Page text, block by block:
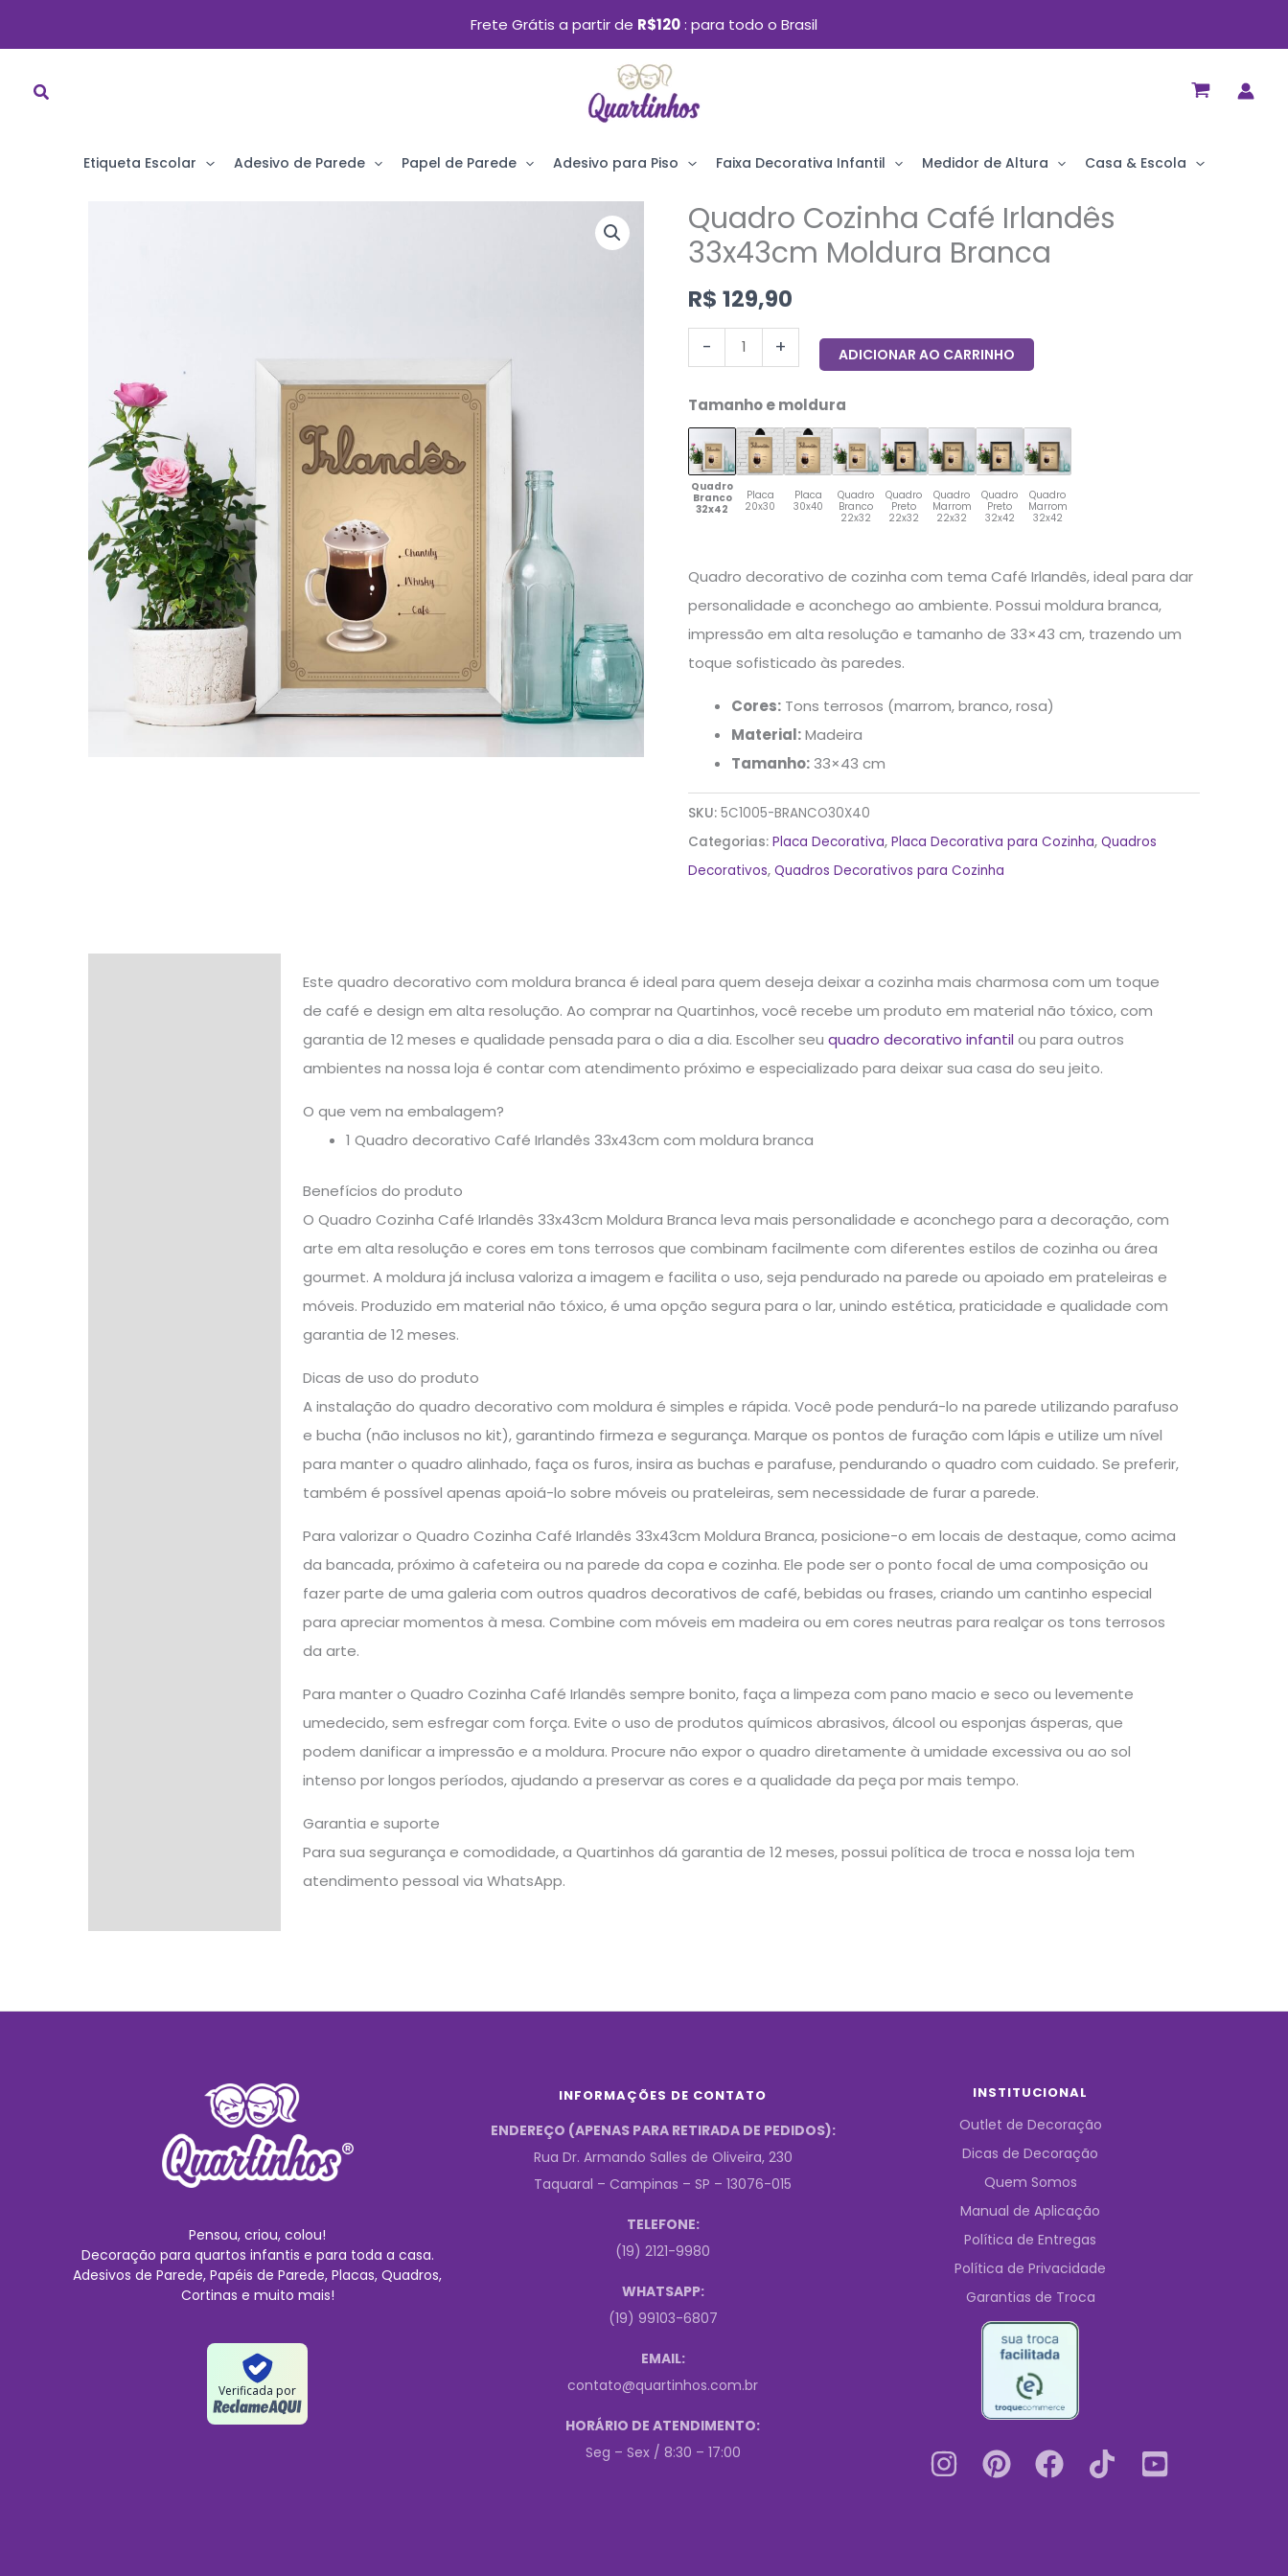
Ir
Frete Grátis a partir de R$120 para todo o Brasil
Etiqueta Escolar Adesivo de Parede Papel de Parede Adesivo para Piso Faixa Decorativa Infantil Medidor de Altura Casa & Escola
Quadro Cozinha Café Irlandês
33x43cm Moldura Branca
R$ 129,90
-
Quadro
Cozinha
Irlandês
33x43cm
Moldura
quantidade
+ ADICIONAR AO CARRINHO
Tamanho e moldura
Quadro
Branco
32x42
Placa
20x30
Placa
30x40
Quadro
Branco
22x32
Quadro
Preto
22x32
Quadro
Marrom
22x32
Quadro
Preto
32x42
Quadro
Marrom
32x42
Quadro decorativo de cozinha com tema Café Irlandês, ideal para dar
personalidade e aconchego ao ambiente. Possui moldura branca,
impressão em alta resolução e tamanho de 33×43 cm, trazendo um
toque sofisticado às paredes.
Cores: Tons terrosos (marrom, branco, rosa)
Material:Madeira
Tamanho: 33×43 cm
SKU:5C1005-BRANCO30X40
Categorias:Placa Decorativa,Placa Decorativa para Cozinha,Quadros
Decorativos,Quadros Decorativos para Cozinha
Este quadro decorativo com moldura branca é ideal para quem deseja deixar a cozinha mais charmosa com um toque
de café e design em alta resolução. Ao comprar na Quartinhos, você recebe um produto em material não tóxico, com
garantia de 12 meses e qualidade pensada para o dia a dia. Escolher seu quadro decorativo infantil ou para outros
ambientes na nossa loja é contar com atendimento próximo e especializado para deixar sua casa do seu jeito.
O que vem na embalagem?
1 Quadro decorativo Café Irlandês 33x43cm com moldura branca
Benefícios do produto
O Quadro Cozinha Café Irlandês 33x43cm Moldura Branca leva mais personalidade e aconchego para a decoração, com
arte em alta resolução e cores em tons terrosos que combinam facilmente com diferentes estilos de cozinha ou área
gourmet. A moldura já inclusa valoriza a imagem e facilita o uso, seja pendurado na parede ou apoiado em prateleiras e
móveis. Produzido em material não tóxico, é uma opção segura para o lar, unindo estética, praticidade e qualidade com
garantia de 12 meses.
Dicas de uso do produto
A instalação do quadro decorativo com moldura é simples e rápida. Você pode pendurá-lo na parede utilizando parafuso
e bucha (não inclusos no kit), garantindo firmeza e segurança. Marque os pontos de furação com lápis e utilize um nível
para manter o quadro alinhado, faça os furos, insira as buchas e parafuse, pendurando o quadro com cuidado. Se preferir,
também é possível apenas apoiá-lo sobre móveis ou prateleiras, sem necessidade de furar a parede.
Para valorizar o Quadro Cozinha Café Irlandês 33x43cm Moldura Branca, posicione-o em locais de destaque, como acima
da bancada, próximo à cafeteira ou na parede da copa e cozinha. Ele pode ser o ponto focal de uma composição ou
fazer parte de uma galeria com outros quadros decorativos de café, bebidas ou frases, criando um cantinho especial
para apreciar momentos à mesa. Combine com móveis em madeira ou em cores neutras para realçar os tons terrosos
da arte.
Para manter o Quadro Cozinha Café Irlandês sempre bonito, faça a limpeza com pano macio e seco ou levemente
umedecido, sem esfregar com força. Evite o uso de produtos químicos abrasivos, álcool ou esponjas ásperas, que
podem danificar a impressão e a moldura. Procure não expor o quadro diretamente à umidade excessiva ou ao sol
intenso por longos períodos, ajudando a preservar as cores e a qualidade da peça por mais tempo.
Garantia e suporte
Para sua segurança e comodidade, a Quartinhos dá garantia de 12 meses, possui política de troca e nossa loja tem
atendimento pessoal via WhatsApp.
Pensou, criou, colou!
Decoração para quartos infantis e para toda a casa.
Adesivos de Parede, Papéis de Parede, Placas, Quadros,
Cortinas e muito mais!
Verificada por
INFORMAÇÕES DE CONTATO
ENDEREÇO (APENAS PARA RETIRADA DE PEDIDOS):
Rua Dr. Armando Salles de Oliveira, 230
Taquaral – Campinas – SP – 13076-015
TELEFONE:
(19) 2121-9980
WHATSAPP:
(19) 99103-6807
EMAIL:
contato@quartinhos.com.br
HORÁRIO DE ATENDIMENTO:
Seg – Sex / 8:30 – 17:00
INSTITUCIONAL
Outlet de Decoração
Dicas de Decoração
Quem Somos
Manual de Aplicação
Política de Entregas
Política de Privacidade
Garantias de Troca